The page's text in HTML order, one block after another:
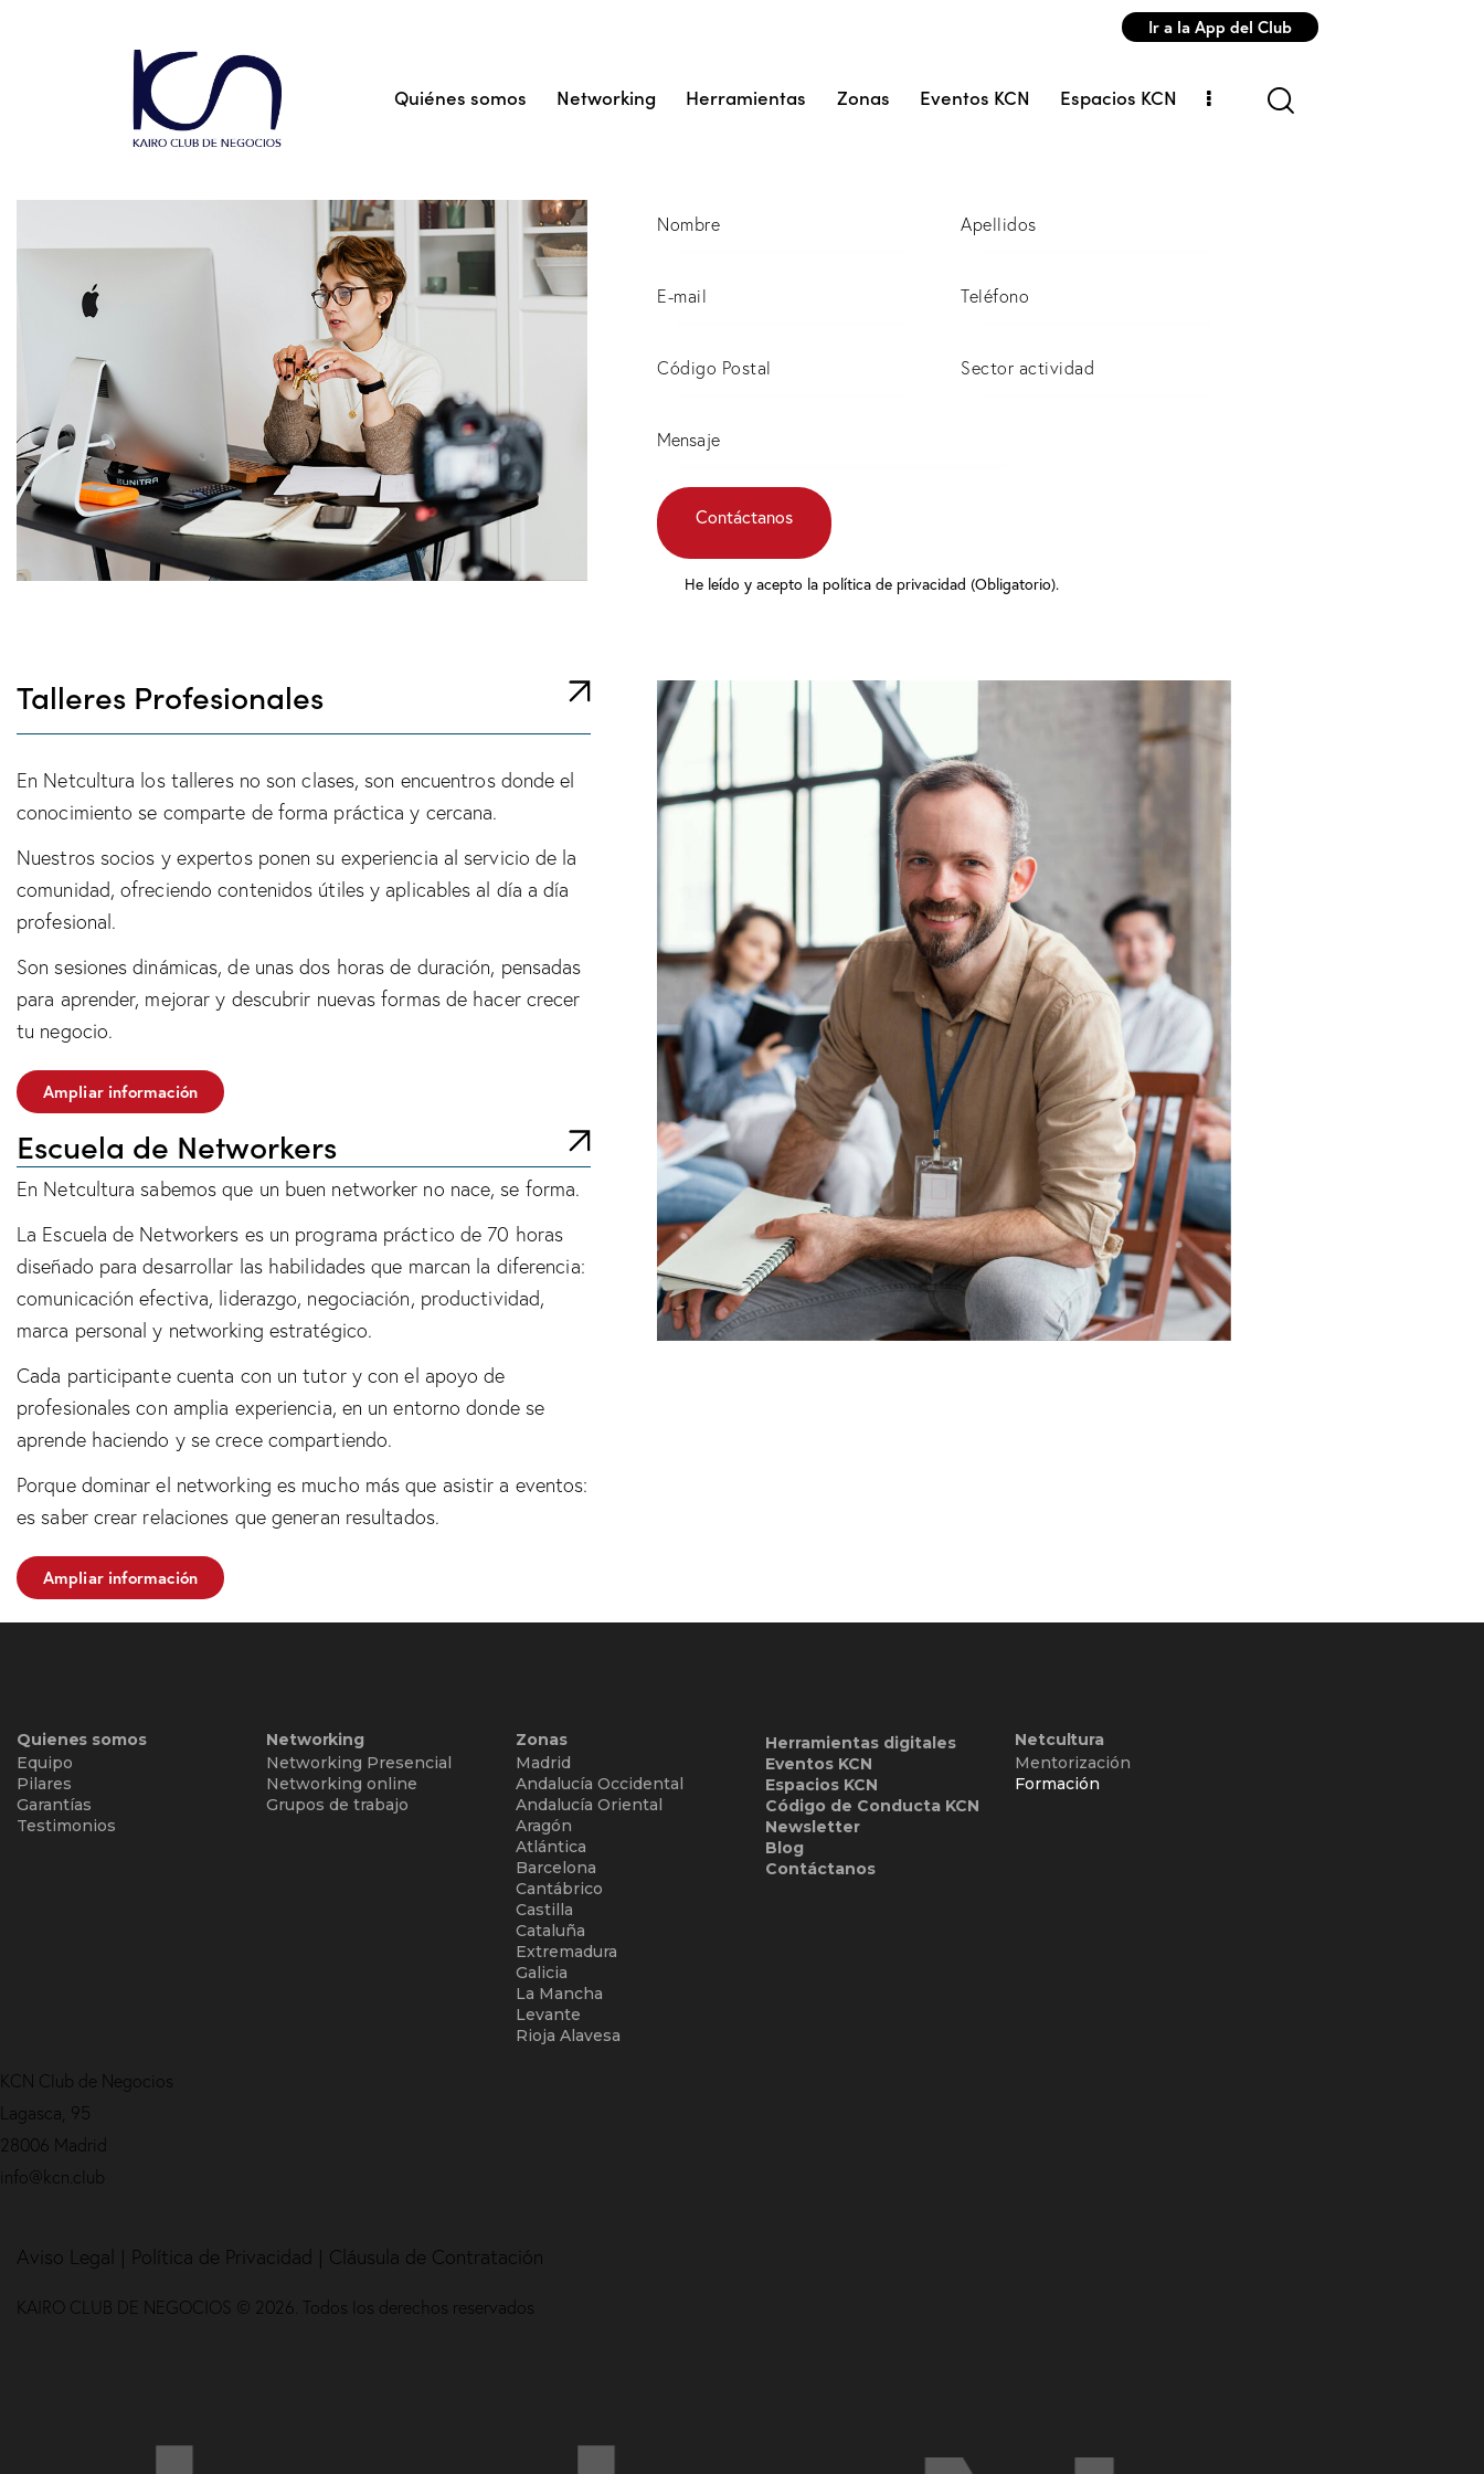
Ir a la App del Club
Quiénes somos Networking Herramientas Zonas Eventos KCN Espacios KCN
He leído y acepto la política de privacidad (Obligatorio).
Talleres Profesionales
En Netcultura los talleres no son clases, son encuentros donde el
conocimiento se comparte de forma práctica y cercana.
Nuestros socios y expertos ponen su experiencia al servicio de la
comunidad, ofreciendo contenidos útiles y aplicables al día a día
profesional.
Son sesiones dinámicas, de unas dos horas de duración, pensadas
para aprender, mejorar y descubrir nuevas formas de hacer crecer
tu negocio.
Ampliar información
Escuela de Networkers
En Netcultura sabemos que un buen networker no nace, se forma.
La Escuela de Networkers es un programa práctico de 70 horas
diseñado para desarrollar las habilidades que marcan la diferencia:
comunicación efectiva, liderazgo, negociación, productividad,
marca personal y networking estratégico.
Cada participante cuenta con un tutor y con el apoyo de
profesionales con amplia experiencia, en un entorno donde se
aprende haciendo y se crece compartiendo.
Porque dominar el networking es mucho más que asistir a eventos:
es saber crear relaciones que generan resultados.
Ampliar información
Quienes somos
Equipo
Pilares
Garantías
Testimonios
Networking
Networking Presencial
Networking online
Grupos de trabajo
Zonas
Madrid
Andalucía Occidental
Andalucía Oriental
Aragón
Atlántica
Barcelona
Cantábrico
Castilla
Cataluña
Extremadura
Galicia
La Mancha
Levante
Rioja Alavesa
Herramientas digitales
Eventos KCN
Espacios KCN
Código de Conducta KCN
Newsletter
Blog
Contáctanos
Netcultura
Mentorización
Formación
KCN Club de Negocios
Lagasca, 95
28006 Madrid
info@kcn.club
Aviso Legal | Política de Privacidad | Cláusula de Contratación
KAIRO CLUB DE NEGOCIOS © 2026. Todos los derechos reservados